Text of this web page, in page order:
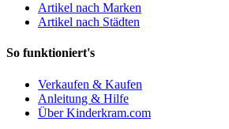
Artikel nach Marken
Artikel nach Städten
So funktioniert's
Verkaufen & Kaufen
Anleitung & Hilfe
Über Kinderkram.com